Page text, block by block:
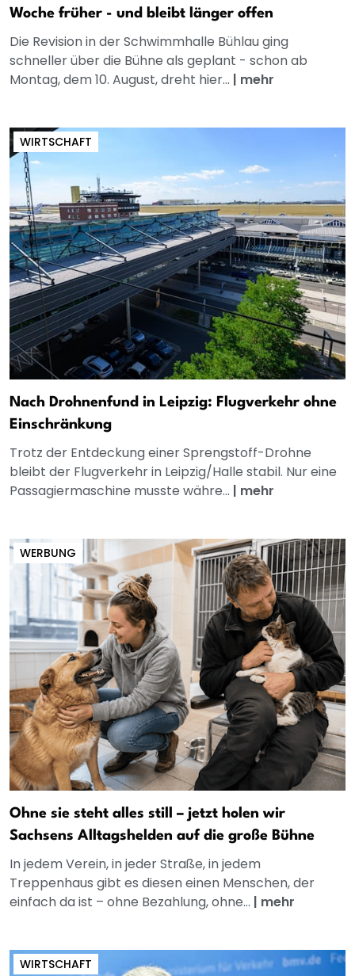
Woche früher - und bleibt länger offen
Die Revision in der Schwimmhalle Bühlau ging
schneller über die Bühne als geplant - schon ab
Montag, dem 10. August, dreht hier... | mehr
WIRTSCHAFT
Nach Drohnenfund in Leipzig: Flugverkehr ohne
Einschränkung
Trotz der Entdeckung einer Sprengstoff-Drohne
bleibt der Flugverkehr in Leipzig/Halle stabil. Nur eine
Passagiermaschine musste währe... | mehr
WERBUNG
Ohne sie steht alles still – jetzt holen wir
Sachsens Alltagshelden auf die große Bühne
In jedem Verein, in jeder Straße, in jedem
Treppenhaus gibt es diesen einen Menschen, der
einfach da ist – ohne Bezahlung, ohne... | mehr
WIRTSCHAFT